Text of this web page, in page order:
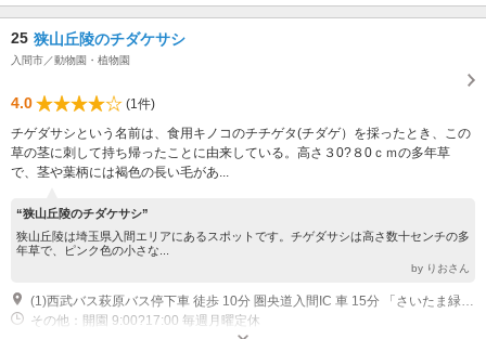
25 狭山丘陵のチダケサシ
入間市／動物園・植物園
4.0
(1件)
チゲダサシという名前は、食用キノコのチチゲタ(チダゲ）を採ったとき、この
草の茎に刺して持ち帰ったことに由来している。高さ３0?８0ｃｍの多年草
で、茎や葉柄には褐色の長い毛があ...
“狭山丘陵のチダケサシ”
狭山丘陵は埼玉県入間エリアにあるスポットです。チゲダサシは高さ数十センチの多
年草で、ピンク色の小さな...
by りおさん
(1)西武バス萩原バス停下車 徒歩 10分 圏央道入間IC 車 15分 「さいたま緑の森博物館」に駐車場完備
その他：開園 9:00?17:00 毎週月曜定休